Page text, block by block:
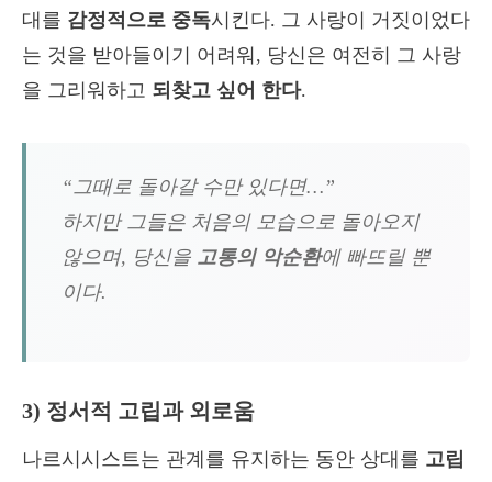
대를 감정적으로 중독시킨다. 그 사랑이 거짓이었다
는 것을 받아들이기 어려워, 당신은 여전히 그 사랑
을 그리워하고 되찾고 싶어 한다.
“그때로 돌아갈 수만 있다면…”
하지만 그들은 처음의 모습으로 돌아오지
않으며, 당신을 고통의 악순환에 빠뜨릴 뿐
이다.
3) 정서적 고립과 외로움
나르시시스트는 관계를 유지하는 동안 상대를 고립